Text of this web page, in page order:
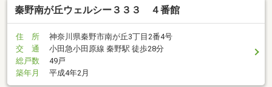
秦野南が丘ウェルシー３３３ ４番館
住 所
神奈川県秦野市南が丘3丁目2番4号
交 通
小田急小田原線 秦野駅 徒歩28分
総戸数
49戸
築年月
平成4年2月